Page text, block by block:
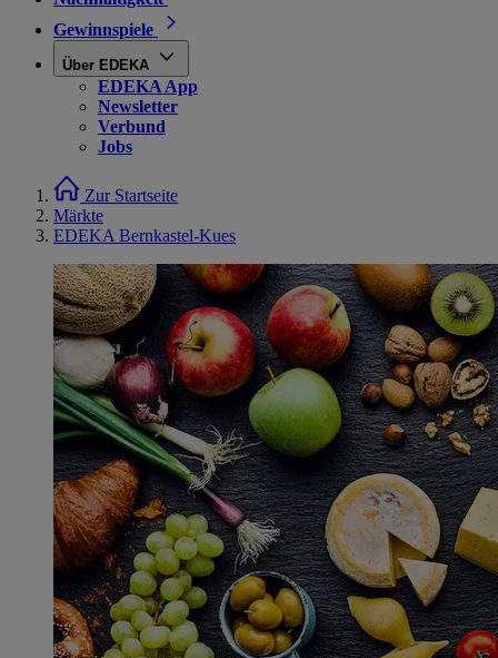
Gewinnspiele
Über EDEKA
EDEKA App
Newsletter
Verbund
Jobs
Zur Startseite
Märkte
EDEKA Bernkastel-Kues